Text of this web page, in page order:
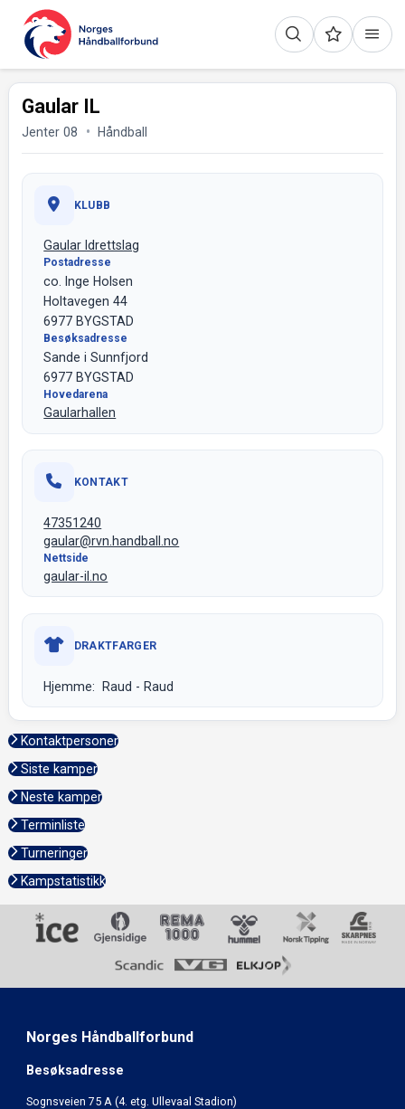
Gaular IL
Jenter 08 Håndball
KLUBB
Gaular Idrettslag
Postadresse
co. Inge Holsen
Holtavegen 44
6977 BYGSTAD
Besøksadresse
Sande i Sunnfjord
6977 BYGSTAD
Hovedarena
Gaularhallen
KONTAKT
47351240
gaular@rvn.handball.no
Nettside
gaular-il.no
DRAKTFARGER
Hjemme: Raud - Raud
Kontaktpersoner
Siste kamper
Neste kamper
Terminliste
Turneringer
Kampstatistikk
Norges Håndballforbund
Besøksadresse
Sognsveien 75 A (4. etg. Ullevaal Stadion)